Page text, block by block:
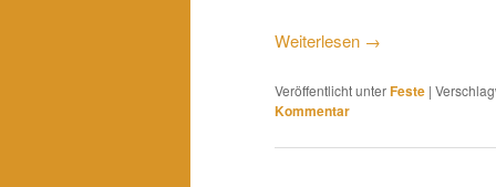
Weiterlesen →
Veröffentlicht unterFeste |
Kommentar